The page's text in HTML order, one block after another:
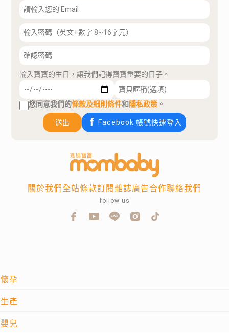
輸入寶寶的生日，讓我們記得寶寶重要的日子。
您同意我們的條款及細則條件和隱私政策 。
送出 Facebook 帳號快速登入
懷孕
生產
嬰兒
關於我們全站條款訂閱雜誌廣告合作聯絡我們
follow us